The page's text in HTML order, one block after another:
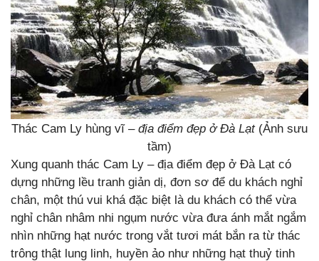
Thác Cam Ly hùng vĩ – địa điểm đẹp ở Đà Lạt(Ảnh sưu
tầm)
Xung quanh thác Cam Ly – địa điểm đẹp ở Đà Lạt có
dựng những lều tranh giản dị, đơn sơ để du khách nghỉ
chân, một thú vui khá đặc biệt là du khách có thể vừa
nghỉ chân nhâm nhi ngụm nước vừa đưa ánh mắt ngắm
nhìn những hạt nước trong vắt tươi mát bắn ra từ thác
trông thật lung linh, huyền ảo như những hạt thuỷ tinh